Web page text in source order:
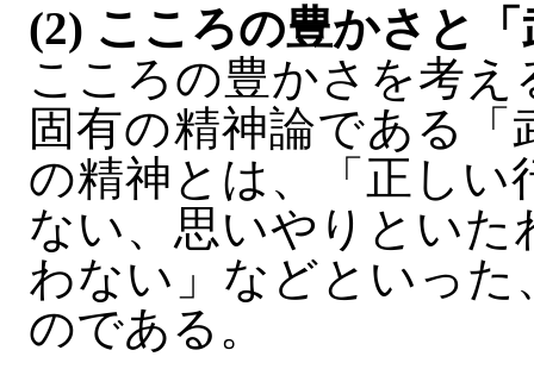
(2) こころの豊かさと
こころの豊かさを考
固有の精神論である
の精神とは、「正しい
ない、思いやりとい
わない」などといった
のである。